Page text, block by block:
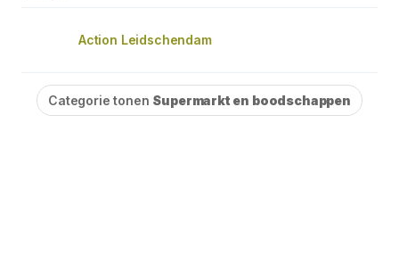
Action Leidschendam
Categorie tonen Supermarkt en boodschappen